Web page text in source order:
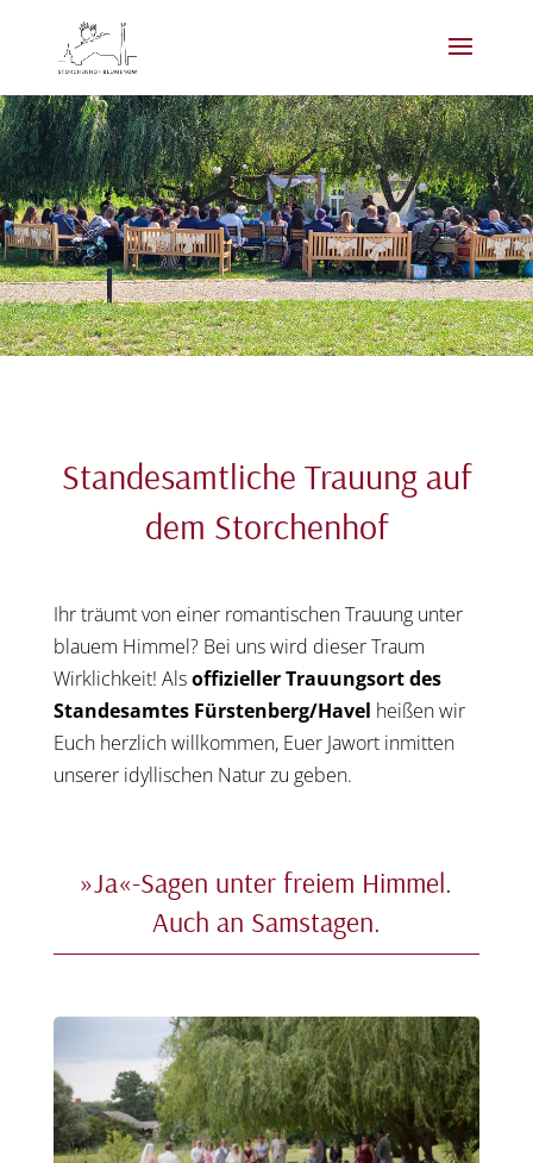
Standesamtliche Trauung auf
dem Storchenhof
Ihr träumt von einer romantischen Trauung unter
blauem Himmel? Bei uns wird dieser Traum
Wirklichkeit! Alsoffizieller Trauungsort des
Standesamtes Fürstenberg/Havel heißen wir
Euch herzlich willkommen, Euer Jawort inmitten
unserer idyllischen Natur zu geben.
»Ja«-Sagen unter freiem Himmel.
Auch an Samstagen.